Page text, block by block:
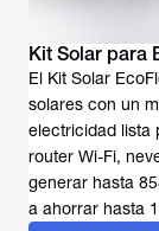
Kit Solar para
El Kit Solar
solares con un
electricidad lista
router Wi-Fi,
generar hasta
a ahorrar hasta